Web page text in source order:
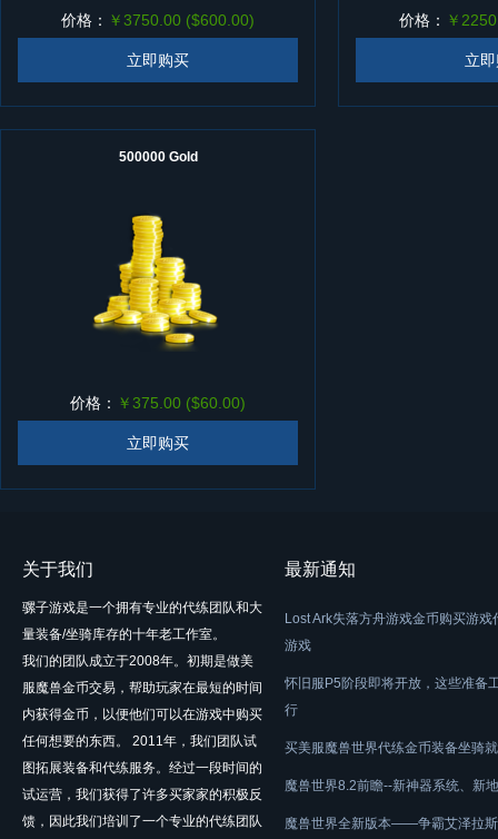
价格： ￥3750.00 ($600.00)
立即购买
价格： ￥
立
500000 Gold
价格： ￥375.00 ($60.00)
立即购买
关于我们
骡子游戏是一个拥有专业的代练团队和大
量装备/坐骑库存的十年老工作室。
我们的团队成立于2008年。初期是做美
服魔兽金币交易，帮助玩家在最短的时间
内获得金币，以便他们可以在游戏中购买
任何想要的东西。 2011年，我们团队试
图拓展装备和代练服务。经过一段时间的
试运营，我们获得了许多买家家的积极反
馈，因此我们培训了一个专业的代练团队
最新通知
Lost Ark失落方舟游戏金币购买游戏
游戏
怀旧服P5阶段即将开放，这些准备
行
买美服魔兽世界代练金币装备坐骑
魔兽世界8.2前瞻--新神器系统、新
魔兽世界全新版本——争霸艾泽拉